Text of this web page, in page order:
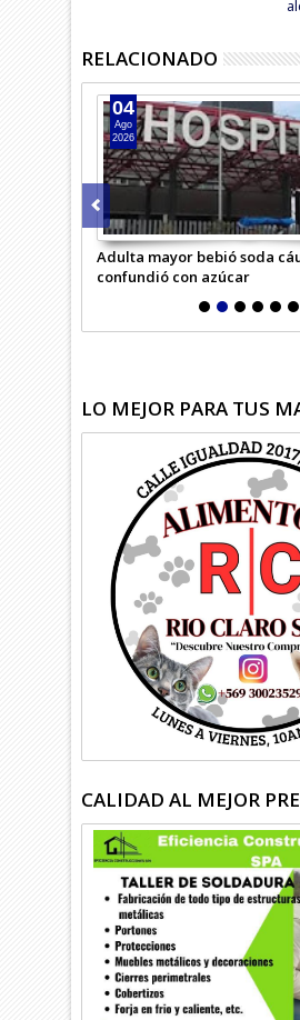
RELACIONADO
Adulta mayor bebió soda
confundió con azúcar
04
Ago
2026
LO MEJOR PARA TUS
CALIDAD AL MEJOR